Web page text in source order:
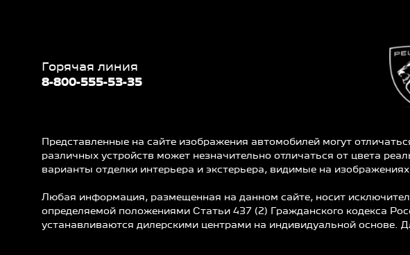
Горячая линия
8-800-555-53-35
Представленные на сайте изображения автомобилей могут
различных устройств может незначительно отличаться от цвета
варианты отделки интерьера и экстерьера, видимые на
Любая информация, размещенная на данном сайте, носит
определяемой положениями Статьи 437 (2) Гражданского кодекса
устанавливаются дилерскими центрами на индивидуальной